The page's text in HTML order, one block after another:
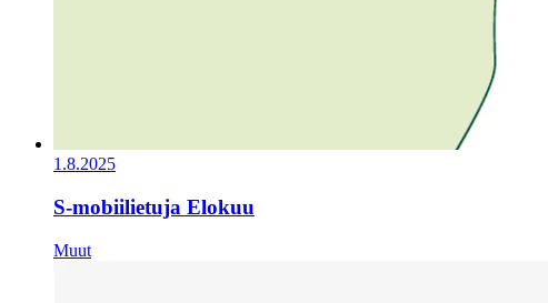
1.8.2025
S-mobiilietuja Elokuu
Muut